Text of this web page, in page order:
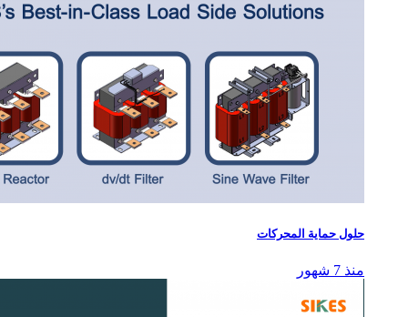
حلول حماية المحركات
منذ 7 شهور